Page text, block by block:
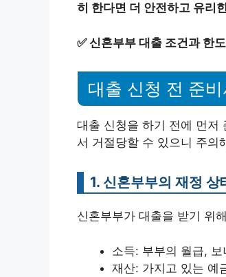
히 한다면 더 안전하고 유리
✅신혼부부 대출 조건과 한
대출 신청 전 준
대출 신청을 하기 전에 먼저
서 거절당할 수 있으니 주의
1. 신혼부부의 재정 상
신혼부부가 대출을 받기 위
소득: 부부의 월급,
재산: 가지고 있는 예